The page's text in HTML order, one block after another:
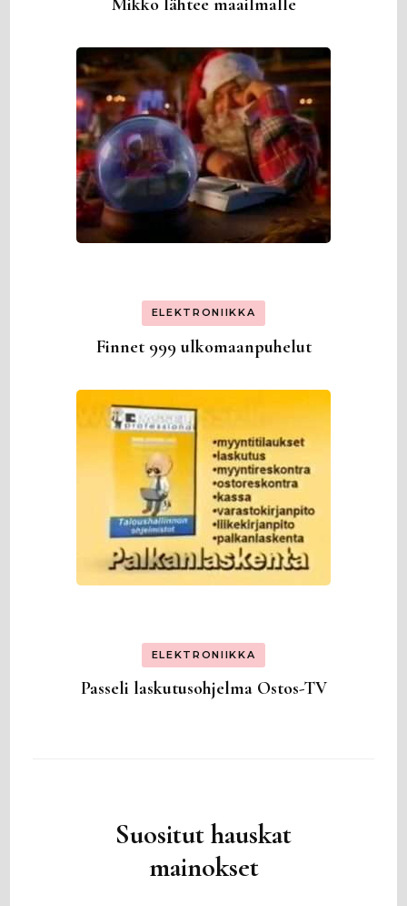
Mikko lähtee maailmalle
ELEKTRONIIKKA
Finnet 999 ulkomaanpuhelut
ELEKTRONIIKKA
Passeli laskutusohjelma Ostos-TV
Suositut hauskat
mainokset